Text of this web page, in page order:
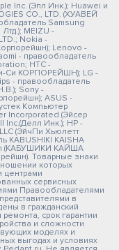
Inc. (Эпл Инк.); Huawei и
CO., LTD. (ХУАВЕЙ
Samsung
MEIZU -
Nokia -
Lenovo -
- правообладатель
HTC -
Си КОРПОРЕЙШН); LG -
- правообладатель
Sony -
ASUS -
Компьютер
Incorporated (Эйсер
Inc.(Делл Инк.); HP -
(ЭйчПи Хьюлетт
KABUSHIKI KAISHA
(КАБУШИКИ КАЙША
Товарные знаки
которых
центрами
сервисных
Правообладателями
в
в гражданский
срок гарантии
и сложности
моделях и
выгодах и условиях